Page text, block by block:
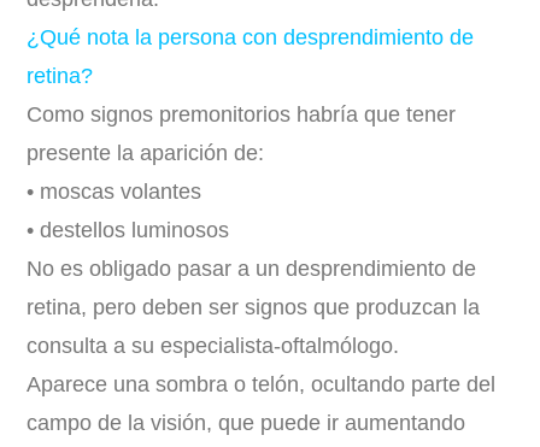
¿Qué nota la persona con desprendimiento de
retina?
Como signos premonitorios habría que tener
presente la aparición de:
• moscas volantes
• destellos luminosos
No es obligado pasar a un desprendimiento de
retina, pero deben ser signos que produzcan la
consulta a su especialista-oftalmólogo.
Aparece una sombra o telón, ocultando parte del
campo de la visión, que puede ir aumentando